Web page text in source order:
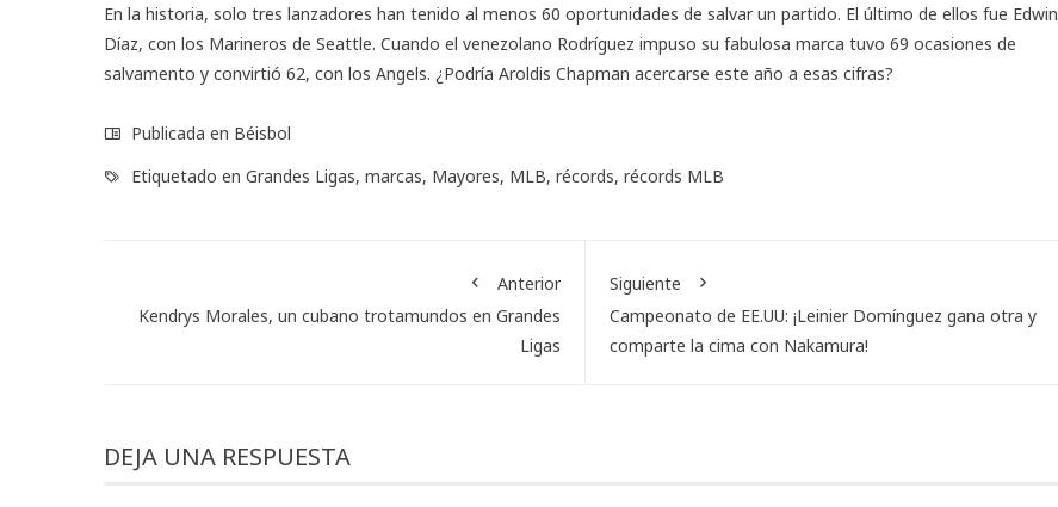
En la historia, solo tres lanzadores han tenido al menos 60 oportunidades de salvar un partido. El último de ellos fue Edwin
Díaz, con los Marineros de Seattle. Cuando el venezolano Rodríguez impuso su fabulosa marca tuvo 69 ocasiones de
salvamento y convirtió 62, con los Angels. ¿Podría Aroldis Chapman acercarse este año a esas cifras?
Publicada en Béisbol
Etiquetado en Grandes Ligas, marcas, Mayores, MLB, récords, récords MLB
Anterior
Kendrys Morales, un cubano trotamundos en Grandes
Ligas
Siguiente
Campeonato de EE.UU: ¡Leinier Domínguez gana otra y
comparte la cima con Nakamura!
DEJA UNA RESPUESTA